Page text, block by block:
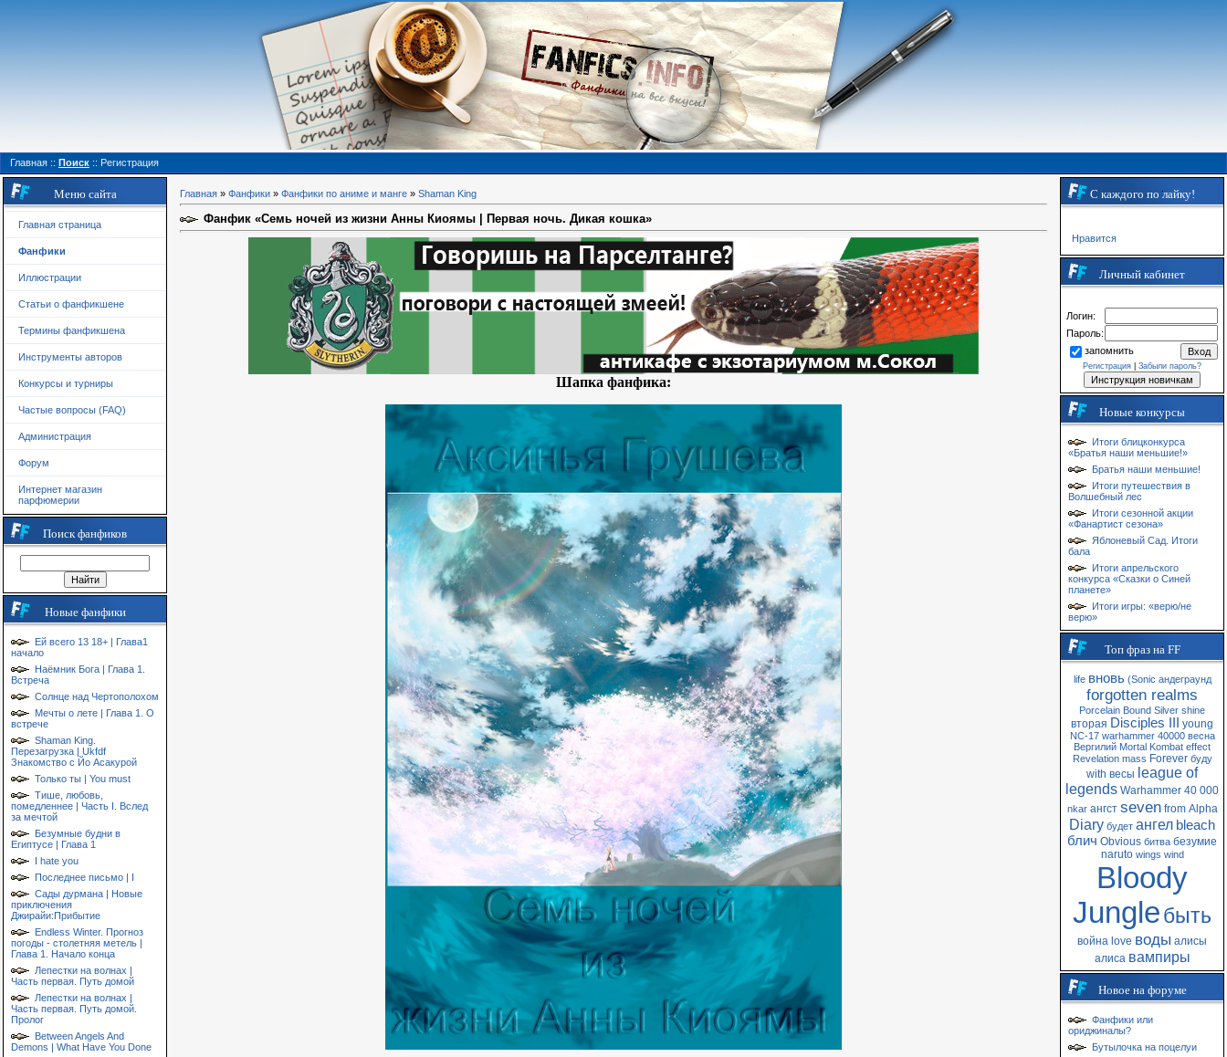
Главная :: Поиск :: Регистрация
Меню сайта
Главная страница
Фанфики
Иллюстрации
Статьи о фанфикшене
Термины фанфикшена
Инструменты авторов
Конкурсы и турниры
Частые вопросы (FAQ)
Администрация
Форум
Интернет магазин
парфюмерии
Поиск фанфиков
Новые фанфики
Ей всего 13 18+ | Глава1
начало
Наёмник Бога | Глава 1.
Встреча
Солнце над Чертополохом
Мечты о лете | Глава 1. О
встрече
Shaman King.
Перезагрузка | Ukfdf
Знакомство с Йо Асакурой
Только ты | You must
Тише, любовь,
помедленнее | Часть I. Вслед
за мечтой
Безумные будни в
Египтусе | Глава 1
I hate you
Последнее письмо | I
Сады дурмана | Новые
приключения
Джирайи:Прибытие
Endless Winter. Прогноз
погоды - столетняя метель |
Глава 1. Начало конца
Лепестки на волнах |
Часть первая. Путь домой
Лепестки на волнах |
Часть первая. Путь домой.
Пролог
Between Angels And
Demons | What Have You Done
Главная » Фанфики » Фанфики по аниме и манге » Shaman King
Фанфик «Семь ночей из жизни Анны Киоямы | Первая ночь. Дикая кошка»
Шапка фанфика:
С каждого по лайку!
Нравится
Личный кабинет
Логин:
Пароль:
запомнить
Регистрация Забыли пароль?
Новые конкурсы
Итоги блицконкурса
«Братья наши меньшие!»
Братья наши меньшие!
Итоги путешествия в
Волшебный лес
Итоги сезонной акции
«Фанартист сезона»
Яблоневый Сад. Итоги
бала
Итоги апрельского
конкурса «Сказки о Синей
планете»
Итоги игры: «верю/не
верю»
Топ фраз на FF
life вновь (Sonic андеграунд
forgotten realms
Porcelain Bound Silver shine
вторая Disciples III young
NC-17 warhammer 40000 весна
Вергилий Mortal Kombat effect
Revelation mass Forever буду
with весы league of
legends Warhammer 40 000
nkar ангст seven from Alpha
Diary будет ангел bleach
блич Obvious битва безумие
naruto wings wind
Bloody
Jungleбыть
война love воды алисы
алиса вампиры
Новое на форуме
Фанфики или
ориджиналы?
Бутылочка на поцелуи